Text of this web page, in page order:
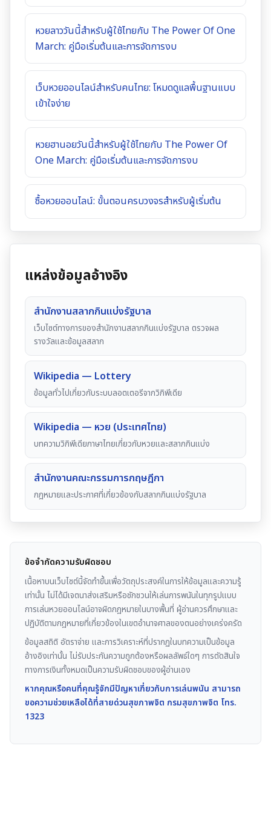
หวยลาววันนี้สำหรับผู้ใช้ไทยกับ The Power Of One
March: คู่มือเริ่มต้นและการจัดการงบ
เว็บหวยออนไลน์สำหรับคนไทย: โหมดดูแลพื้นฐานแบบ
เข้าใจง่าย
หวยฮานอยวันนี้สำหรับผู้ใช้ไทยกับ The Power Of
One March: คู่มือเริ่มต้นและการจัดการงบ
ซื้อหวยออนไลน์: ขั้นตอนครบวงจรสำหรับผู้เริ่มต้น
แหล่งข้อมูลอ้างอิง
สำนักงานสลากกินแบ่งรัฐบาล
เว็บไซต์ทางการของสำนักงานสลากกินแบ่งรัฐบาล ตรวจผล
รางวัลและข้อมูลสลาก
Wikipedia — Lottery
ข้อมูลทั่วไปเกี่ยวกับระบบลอตเตอรีจากวิกิพีเดีย
Wikipedia — หวย (ประเทศไทย)
บทความวิกิพีเดียภาษาไทยเกี่ยวกับหวยและสลากกินแบ่ง
สำนักงานคณะกรรมการกฤษฎีกา
กฎหมายและประกาศที่เกี่ยวข้องกับสลากกินแบ่งรัฐบาล
ข้อจำกัดความรับผิดชอบ
เนื้อหาบนเว็บไซต์นี้จัดทำขึ้นเพื่อวัตถุประสงค์ในการให้ข้อมูลและความรู้
เท่านั้น ไม่ได้มีเจตนาส่งเสริมหรือชักชวนให้เล่นการพนันในทุกรูปแบบ
การเล่นหวยออนไลน์อาจผิดกฎหมายในบางพื้นที่ ผู้อ่านควรศึกษาและ
ปฏิบัติตามกฎหมายที่เกี่ยวข้องในเขตอำนาจศาลของตนอย่างเคร่งครัด
ข้อมูลสถิติ อัตราจ่าย และการวิเคราะห์ที่ปรากฏในบทความเป็นข้อมูล
อ้างอิงเท่านั้น ไม่รับประกันความถูกต้องหรือผลลัพธ์ใดๆ การตัดสินใจ
ทางการเงินทั้งหมดเป็นความรับผิดชอบของผู้อ่านเอง
หากคุณหรือคนที่คุณรู้จักมีปัญหาเกี่ยวกับการเล่นพนัน สามารถ
ขอความช่วยเหลือได้ที่สายด่วนสุขภาพจิต กรมสุขภาพจิต โทร.
1323